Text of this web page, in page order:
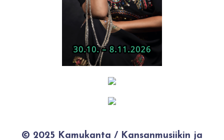
© 2025 Kamukanta / Kansanmusiikin ja